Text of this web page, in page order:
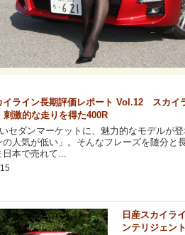
イライン長期評価レポート Vol.12 スカイ
刺激的な走りを得た400R
セダンマーケットに、魅力的なモデルが
の人気が低い」。そんなフレーズを随分と
日本で売れて...
日産スカイラ
ンテリジェン